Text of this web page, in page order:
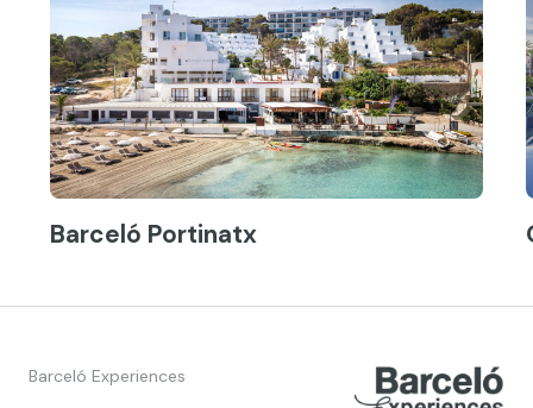
Barceló Portinatx
Barceló Experiences